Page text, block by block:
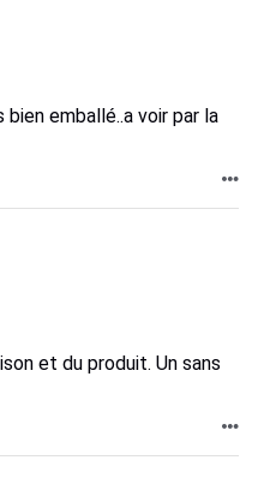
emballé..a voir par la
et du produit. Un sans